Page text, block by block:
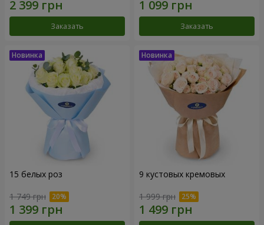
Заказать Заказать
15 белых роз
1 749 грн
9 кустовых кремовых
1 999 грн